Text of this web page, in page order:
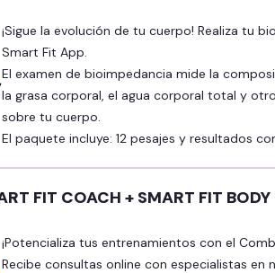
¡Sigue la evolución de tu cuerpo! Realiza tu bioimpedancia y revisa tus resultados en la
Smart Fit App.
El examen de bioimpedancia mide la
la grasa corporal, el agua corporal total y
sobre tu cuerpo.
El paquete incluye: 12 pesajes y resultados
FIT COACH + SMART FIT BODY
¡Potencializa tus entrenamientos con el Combo Smart Fit Coach y Smart Fit Body!
Recibe consultas online con especialistas